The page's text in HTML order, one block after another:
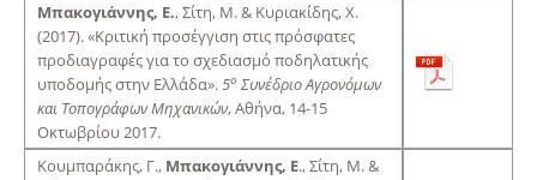
Μπακογιάννης, Ε., Σίτη, Μ. & Κυριακίδης, Χ.
(2017). «Κριτική προσέγγιση στις πρόσφατες
προδιαγραφές για το σχεδιασμό ποδηλατικής
υποδομής στην Ελλάδα».5ο Συνέδριο Αγρονόμων
και Τοπογράφων Μηχανικών, Αθήνα, 14-15
Οκτωβρίου 2017.
Κουμπαράκης, Γ., Μπακογιάννης, Ε., Σίτη, Μ. &